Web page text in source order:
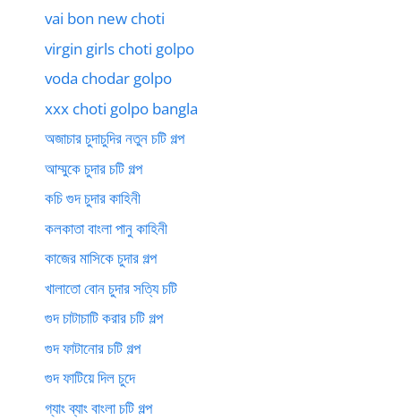
vai bon new choti
virgin girls choti golpo
voda chodar golpo
xxx choti golpo bangla
অজাচার চুদাচুদির নতুন চটি গল্প
আম্মুকে চুদার চটি গল্প
কচি গুদ চুদার কাহিনী
কলকাতা বাংলা পানু কাহিনী
কাজের মাসিকে চুদার গল্প
খালাতো বোন চুদার সত্যি চটি
গুদ চাটাচাটি করার চটি গল্প
গুদ ফাটানোর চটি গল্প
গুদ ফাটিয়ে দিল চুদে
গ্যাং ব্যাং বাংলা চটি গল্প